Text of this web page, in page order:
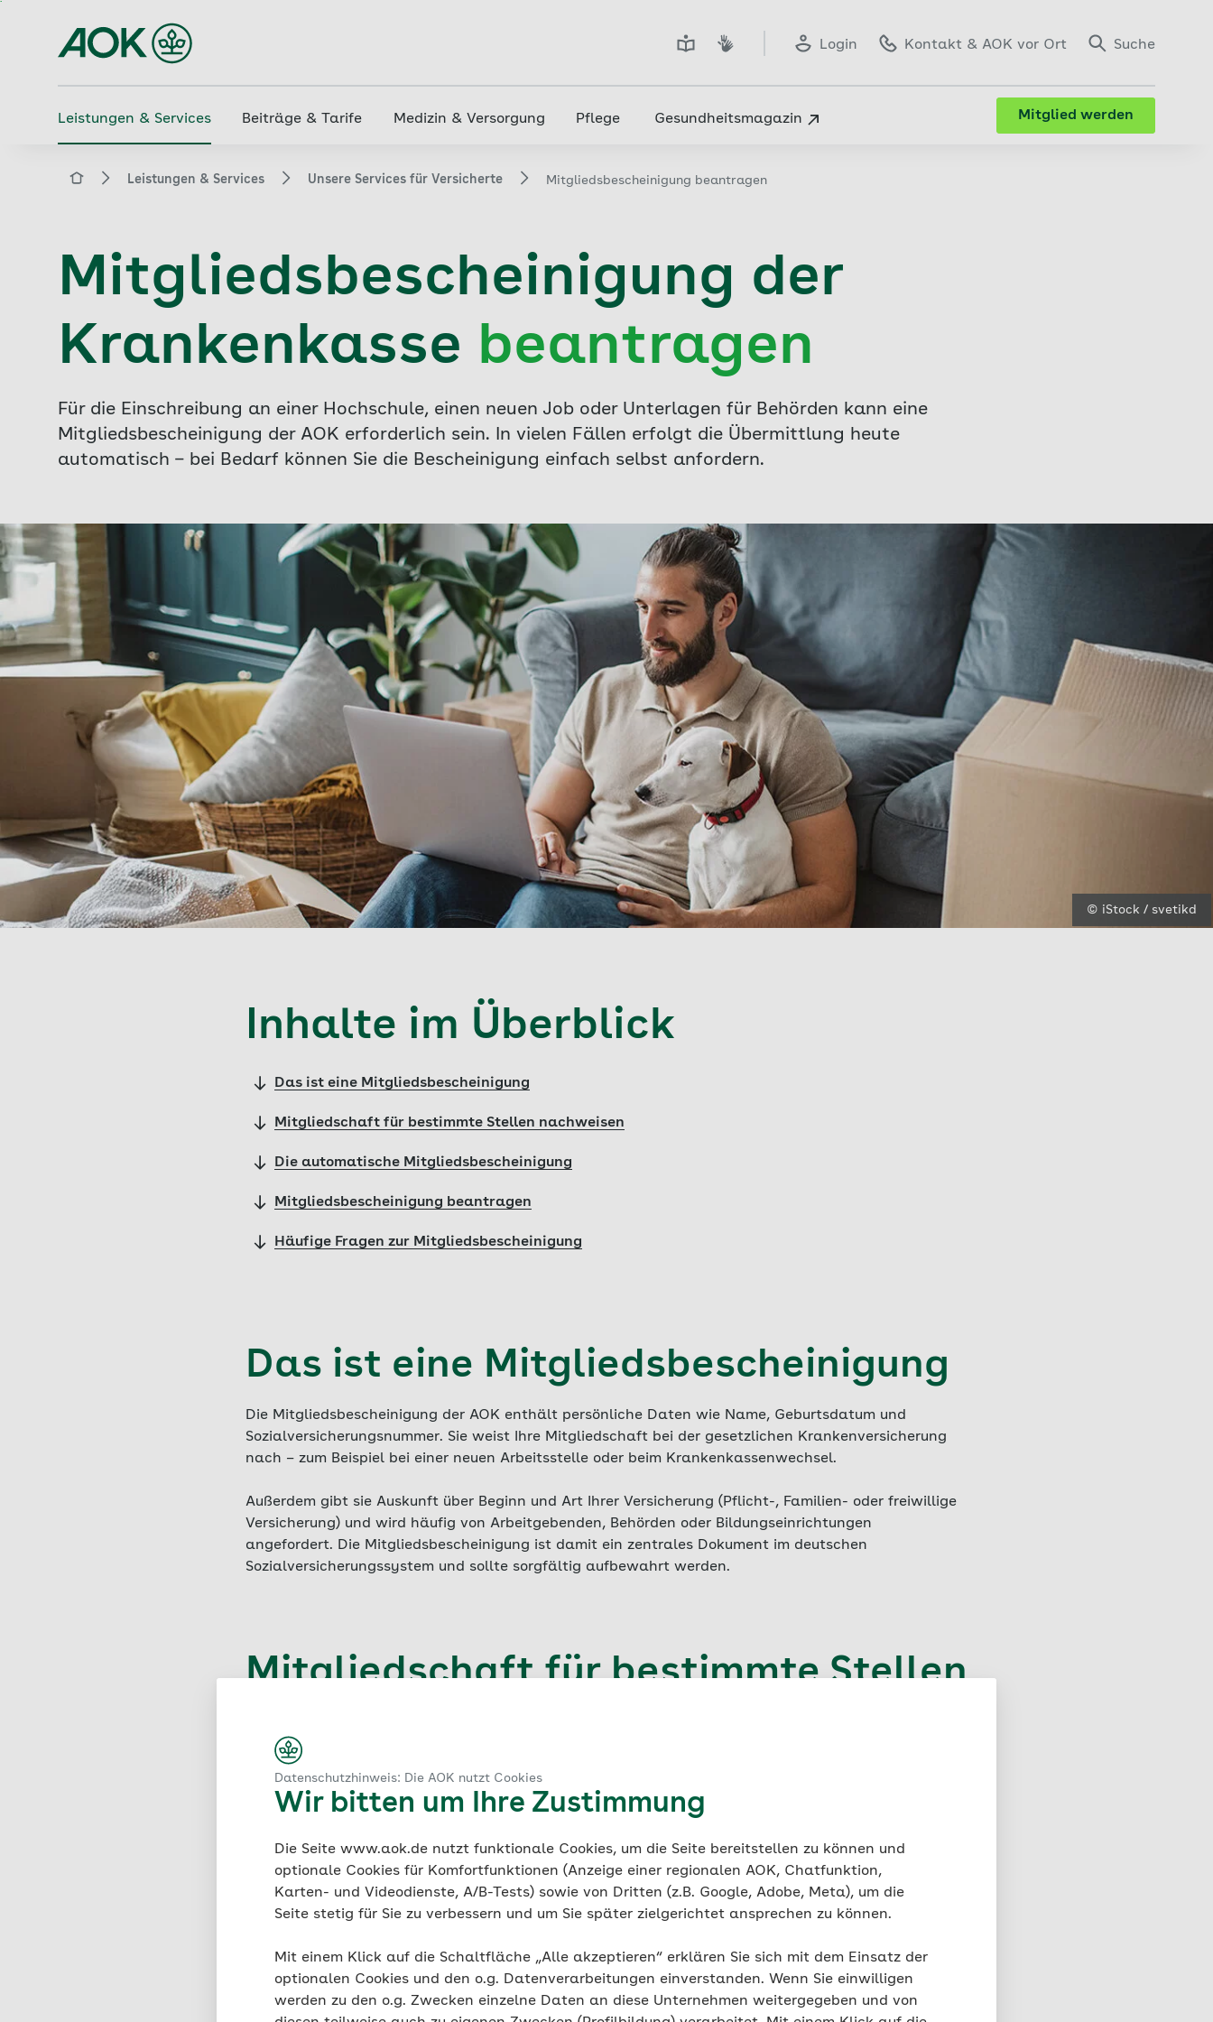
Datenschutzhinweis: Die AOK nutzt Cookies
Wir bitten um Ihre Zustimmung
Die Seite www.aok.de nutzt funktionale Cookies, um die Seite bereitstellen zu können und
optionale Cookies für Komfortfunktionen (Anzeige einer regionalen AOK, Chatfunktion,
Karten- und Videodienste, A/B-Tests) sowie von Dritten (z.B. Google, Adobe, Meta), um die
Seite stetig für Sie zu verbessern und um Sie später zielgerichtet ansprechen zu können.
Mit einem Klick auf die Schaltfläche „Alle akzeptieren“ erklären Sie sich mit dem Einsatz der
optionalen Cookies und den o.g. Datenverarbeitungen einverstanden. Wenn Sie einwilligen
werden zu den o.g. Zwecken einzelne Daten an diese Unternehmen weitergegeben und von
Hauptinhalt
springen
Login Kontakt & AOK vor Ort Suche
Leistungen & Services Beiträge & Tarife Medizin & Versorgung Pflege Gesundheitsmagazin Mitglied werden
aok.de Leistungen & Services Unsere Services für Versicherte Mitgliedsbescheinigung beantragen
Mitgliedsbescheinigung der
Krankenkasse beantragen
Für die Einschreibung an einer Hochschule, einen neuen Job oder Unterlagen für Behörden kann eine
Mitgliedsbescheinigung der AOK erforderlich sein. In vielen Fällen erfolgt die Übermittlung heute
automatisch – bei Bedarf können Sie die Bescheinigung einfach selbst anfordern.
© iStock / svetikd
Inhalte im Überblick
Das ist eine Mitgliedsbescheinigung
Mitgliedschaft für bestimmte Stellen nachweisen
Die automatische Mitgliedsbescheinigung
Mitgliedsbescheinigung beantragen
Häufige Fragen zur Mitgliedsbescheinigung
Das ist eine Mitgliedsbescheinigung
Die Mitgliedsbescheinigung der AOK enthält persönliche Daten wie Name, Geburtsdatum und
Sozialversicherungsnummer. Sie weist Ihre Mitgliedschaft bei der gesetzlichen Krankenversicherung
nach – zum Beispiel bei einer neuen Arbeitsstelle oder beim Krankenkassenwechsel.
Außerdem gibt sie Auskunft über Beginn und Art Ihrer Versicherung (Pflicht-, Familien- oder freiwillige
Versicherung) und wird häufig von Arbeitgebenden, Behörden oder Bildungseinrichtungen
angefordert. Die Mitgliedsbescheinigung ist damit ein zentrales Dokument im deutschen
Sozialversicherungssystem und sollte sorgfältig aufbewahrt werden.
Mitgliedschaft für bestimmte Stellen
Wenn Sie darum gebeten werden Ihre Mitgliedschaft bei der Krankenkasse nachzuweisen, soll damit
sichergestellt werden, dass Ihre Krankenversicherung ordnungsgemäß erfasst ist und die Beiträge
korrekt abgerechnet werden. Solche Nachweise werden besonders dann erforderlich, wenn Sie eine
Einrichtungen, die eine Mitgliedsbescheinigung anfordern können, gehören:
die Agentur für Arbeit, zum Beispiel bei der Arbeitsvermittlung oder einem Antrag auf
Grundsicherung für Arbeitsuchende (ehemals Bürgergeld)
Rentenversicherungen
Hochschulen und Universitäten bei der Immatrikulation